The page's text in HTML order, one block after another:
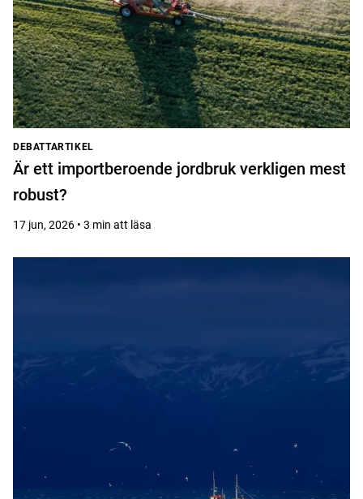
DEBATTARTIKEL
Är ett importberoende jordbruk verkligen mest
robust?
17 jun, 2026 • 3 min att läsa